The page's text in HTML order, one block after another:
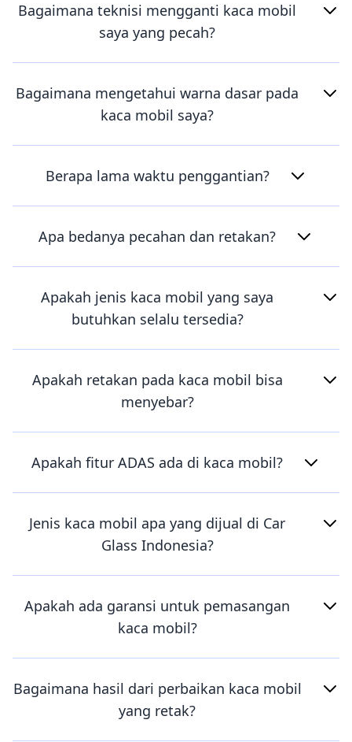
Bagaimana teknisi mengganti kaca mobil
saya yang pecah?
Bagaimana mengetahui warna dasar pada
kaca mobil saya?
Berapa lama waktu penggantian?
Apa bedanya pecahan dan retakan?
Apakah jenis kaca mobil yang saya
butuhkan selalu tersedia?
Apakah retakan pada kaca mobil bisa
menyebar?
Apakah fitur ADAS ada di kaca mobil?
Jenis kaca mobil apa yang dijual di Car
Glass Indonesia?
Apakah ada garansi untuk pemasangan
kaca mobil?
Bagaimana hasil dari perbaikan kaca mobil
yang retak?